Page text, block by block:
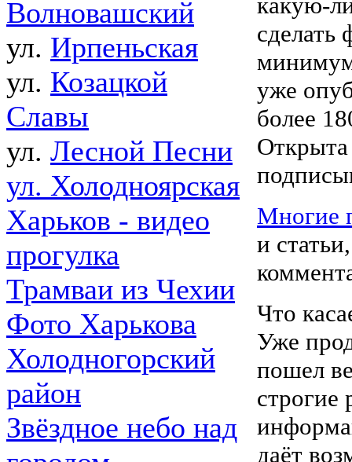
Волновашский
ул. Ирпеньская
ул. Козацкой
Славы
ул. Лесной Песни
ул. Холодноярская
Харьков - видео
прогулка
Трамваи из Чехии
Фото Харькова
Холодногорский
район
Звёздное небо над
сделать
минимум
уже
более
Многие
и
Что
Уже
пошел
строгие
даёт